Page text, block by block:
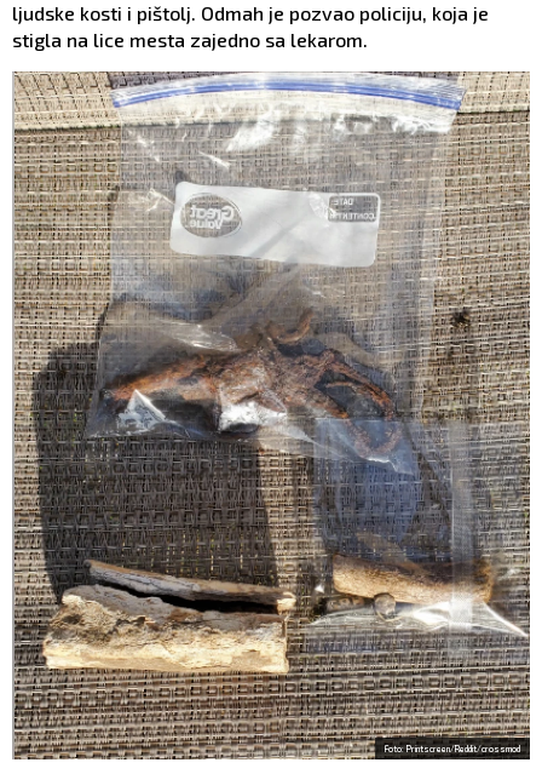
ljudske kosti i pištolj. Odmah je pozvao policiju, koja je
stigla na lice mesta zajedno sa lekarom.
Foto: Printscreen/Reddit/crossmod